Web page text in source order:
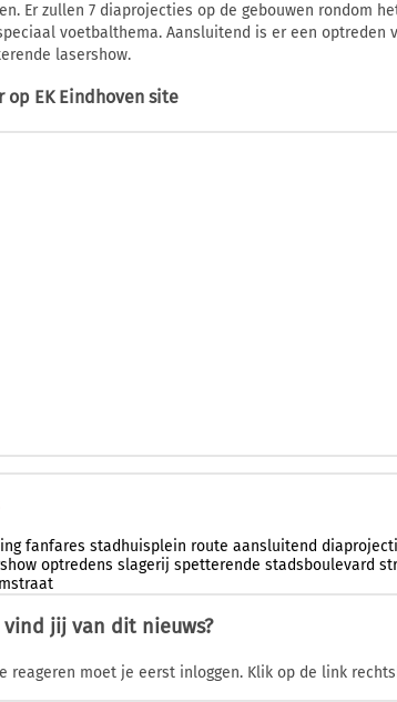
Er zullen 7 diaprojecties op de gebouwen rondom
voetbalthema. Aansluitend is er een optreden
lasershow.
op EK Eindhoven site
fanfares stadhuisplein route aansluitend
optredens slagerij spetterende stadsboulevard
vind jij van dit nieuws?
reageren moet je eerst inloggen. Klik op de link